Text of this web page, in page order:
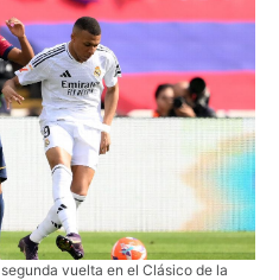
vuelta en el Clásico de la